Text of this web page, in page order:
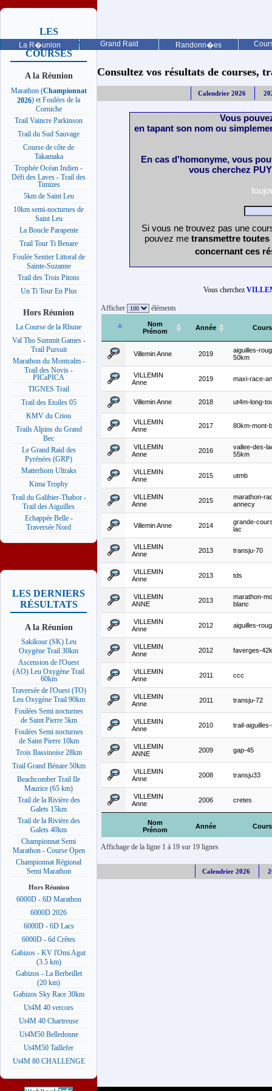
La R�union Grand Raid Randonn�es
LES
PROCHAINES
COURSES
A la Réunion
Marathon (Championnat
2026) et Foulées de la
Corniche
Trail Vaincre Parkinson
Trail du Sud Sauvage
Course de côte de
Takamaka
Trophée Océan Indien -
Défi des Laves - Trail des
Timizes
5km de Saint Leu
10km semi-nocturnes de
Saint Leu
La Boucle Parapente
Trail Tour Ti Benare
Foulée Sentier Littoral de
Sainte-Suzanne
Trail des Trois Pitons
Un Ti Tour En Plus
Hors Réunion
La Course de la Rhune
Val Tho Summit Games -
Trail Pursuit
Marathon du Montcalm -
Trail des Novis -
PICaPICA
TIGNES Trail
Trail des Etoiles 05
KMV du Criou
Trails Alpins du Grand
Bec
Le Grand Raid des
Pyrénées (GRP)
Matterhorn Ultraks
Kima Trophy
Trail du Galibier-Thabor -
Trail des Aiguilles
Echappée Belle -
Traversée Nord
LES DERNIERS
RÉSULTATS
A la Réunion
Sakikour (SK) Leu
Oxygène Trail 30km
Ascension de l'Ouest
(AO) Leu Oxygène Trail
60km
Traversée de l'Ouest (TO)
Leu Oxygène Trail 90km
Foulées Semi nocturnes
de Saint Pierre 5km
Foulées Semi nocturnes
de Saint Pierre 10km
Trois Bassinoise 28km
Trail Grand Bénare 50km
Beachcomber Trail Ile
Maurice (65 km)
Trail de la Rivière des
Galets 15km
Trail de la Rivière des
Galets 40km
Championnat Semi
Marathon - Course Open
Championnat Régional
Semi Marathon
Hors Réunion
6000D - 6D Marathon
6000D 2026
6000D - 6D Lacs
6000D - 6d Crêtes
Gabizos - KV l'Omi Agut
(3.5 km)
Gabizos - La Berbeillet
(20 km)
Gabizos Sky Race 30km
Ut4M 40 vercors
Ut4M 40 Chartreuse
Ut4M50 Belledonne
Ut4M50 Taillefer
Ut4M 80 CHALLENGE
Consultez vos résultats de courses,
Calendrier 2026
Vous
en tapant son nom ou
En cas d'homonyme, vous
vous cherchez
Si vous ne trouvez pas une
pouvez me transmettre
concernant ces
Vous cherchez
Afficher éléments
Nom
Prénom
Année
Nom
Prénom
Année
Villemin Anne 2019
aiguilles-
50km
VILLEMIN
Anne
2019 maxi-race-
Villemin Anne 2018 ut4m-long-
VILLEMIN
Anne
2017 80km-mont-
VILLEMIN
Anne
2016
vallee-des-
55km
VILLEMIN
Anne
2015 utmb
VILLEMIN
Anne
2015
marathon-
annecy
Villemin Anne 2014
grande-
lac
VILLEMIN
Anne
2013 transju-70
VILLEMIN
Anne
2013 tds
VILLEMIN
ANNE
2013
marathon-
blanc
VILLEMIN
Anne
2012 aiguilles-
VILLEMIN
Anne
2012 faverges-
VILLEMIN
Anne
2011 ccc
VILLEMIN
Anne
2011 transju-72
VILLEMIN
Anne
2010 trail-
VILLEMIN
ANNE
2009 gap-45
VILLEMIN
Anne
2008 transju33
VILLEMIN
Anne
2006 cretes
Affichage de la ligne 1 à 19 sur 19 lignes
Calendrier 2026